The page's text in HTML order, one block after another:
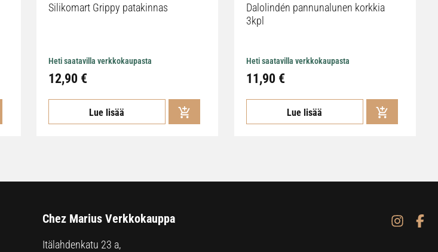
Silikomart Grippy patakinnas
Heti saatavilla verkkokaupasta
12,90 €
Lue lisää
Dalolindén pannunalunen korkkia
3kpl
Heti saatavilla verkkokaupasta
11,90 €
Lue lisää
Chez Marius Verkkokauppa
Itälahdenkatu 23 a,